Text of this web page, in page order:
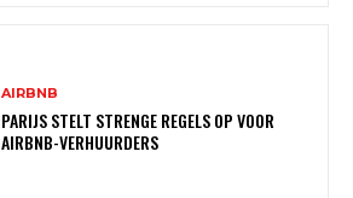
AIRBNB
PARIJS STELT STRENGE REGELS OP VOOR
AIRBNB-VERHUURDERS